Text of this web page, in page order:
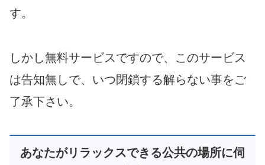
す。
しかし無料サービスですので、このサービス
は告知無しで、いつ閉鎖する解らない事をご
了承下さい。
あなたがリラックスできる公共の場所に伺